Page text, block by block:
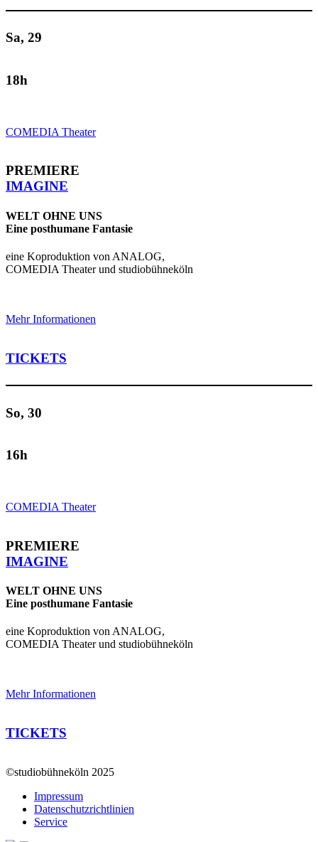
Sa, 29
18h
COMEDIA Theater
PREMIERE
IMAGINE
WELT OHNE UNS
Eine posthumane Fantasie
eine Koproduktion von ANALOG,
COMEDIA Theater und studiobühneköln
Mehr Informationen
TICKETS
So, 30
16h
COMEDIA Theater
PREMIERE
IMAGINE
WELT OHNE UNS
Eine posthumane Fantasie
eine Koproduktion von ANALOG,
COMEDIA Theater und studiobühneköln
Mehr Informationen
TICKETS
©studiobühneköln 2025
Impressum
Datenschutzrichtlinien
Service